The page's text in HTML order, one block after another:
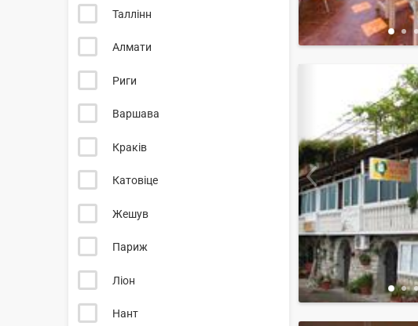
Таллінн
Алмати
Риги
Варшава
Краків
Катовіце
Жешув
Париж
Ліон
Нант